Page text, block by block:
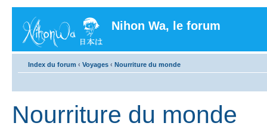
Nihon Wa, le forum
Index du forum ‹ Voyages ‹ Nourriture du monde
Nourriture du monde